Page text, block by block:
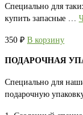
Специально для
купить запасные …
350 ₽ В корзину
ПОДАРОЧНАЯ
Специально для
подарочную